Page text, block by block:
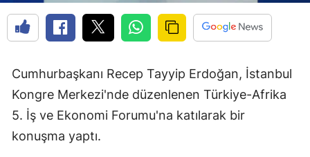
Cumhurbaşkanı Recep Tayyip Erdoğan, İstanbul
Kongre Merkezi'nde düzenlenen Türkiye-Afrika
5. İş ve Ekonomi Forumu'na katılarak bir
konuşma yaptı.